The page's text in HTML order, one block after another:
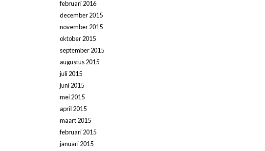
februari 2016
december 2015
november 2015
oktober 2015
september 2015
augustus 2015
juli 2015
juni 2015
mei 2015
april 2015
maart 2015
februari 2015
januari 2015